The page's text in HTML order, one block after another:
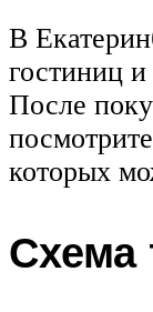
В
гостиниц
После
которых
Схема